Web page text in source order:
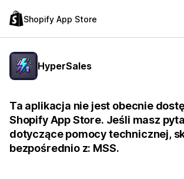
Shopify App Store
HyperSales
Ta aplikacja nie jest obecnie
Shopify App Store. Jeśli masz
dotyczące pomocy technicznej,
bezpośrednio z: MSS.